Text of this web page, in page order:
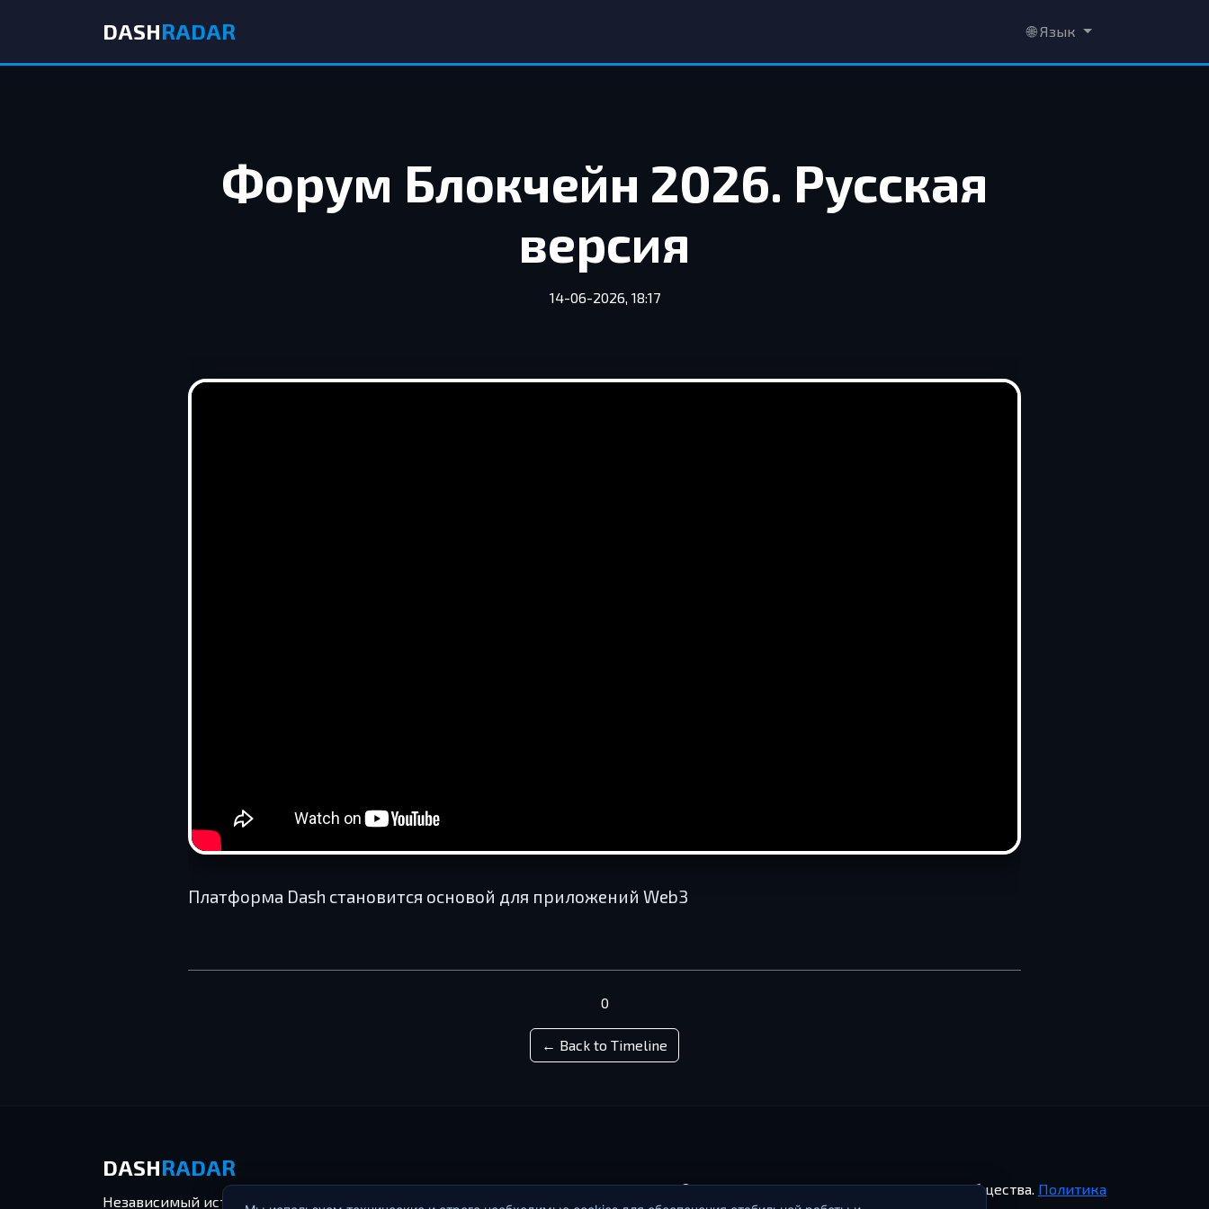
DASHRADAR 🌐 Язык
Форум Блокчейн 2026. Русская
версия
14-06-2026, 18:17
Платформа Dash становится основой для приложений Web3
0
← Back to Timeline
DASHRADAR
Независимый источник обновлений экосистемы Dash и событий
© 2026 Проект DashRadar. Создано для сообщества. Политика